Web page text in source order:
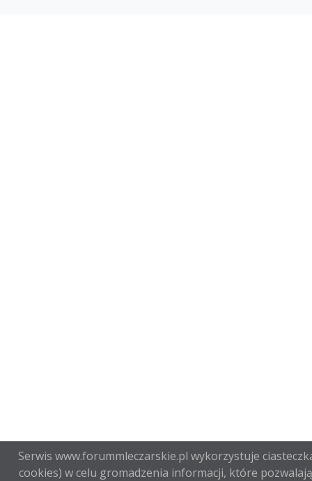
Serwis www.forummleczarskie.pl wykorzystuje
cookies) w celu gromadzenia informacji, które